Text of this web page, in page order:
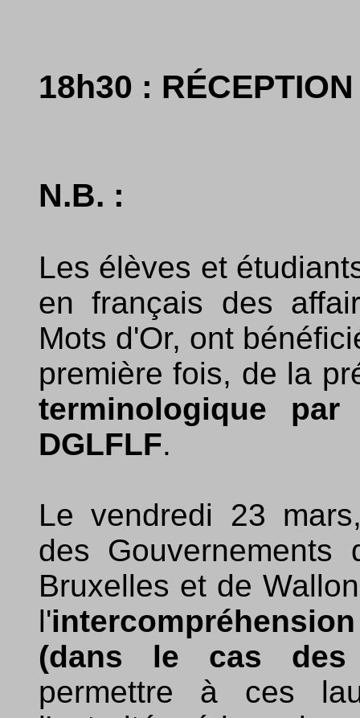
18h30 : RÉCEPTION
N.B. :
Les élèves et
en français des
Mots d'Or, ont
première fois, de la
terminologique
DGLFLF.
Le vendredi 23
des Gouvernements
Bruxelles et de
l'
(dans le cas des
permettre à ces